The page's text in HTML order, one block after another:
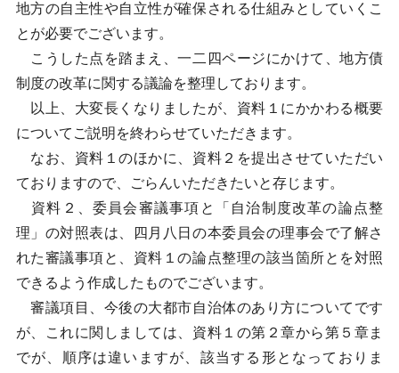
地方の自主性や自立性が確保される仕組みとしていくこ
とが必要でございます。
こうした点を踏まえ、一二四ページにかけて、地方債
制度の改革に関する議論を整理しております。
以上、大変長くなりましたが、資料１にかかわる概要
についてご説明を終わらせていただきます。
なお、資料１のほかに、資料２を提出させていただい
ておりますので、ごらんいただきたいと存じます。
資料２、委員会審議事項と「自治制度改革の論点整
理」の対照表は、四月八日の本委員会の理事会で了解さ
れた審議事項と、資料１の論点整理の該当箇所とを対照
できるよう作成したものでございます。
審議項目、今後の大都市自治体のあり方についてです
が、これに関しましては、資料１の第２章から第５章ま
でが、順序は違いますが、該当する形となっておりま